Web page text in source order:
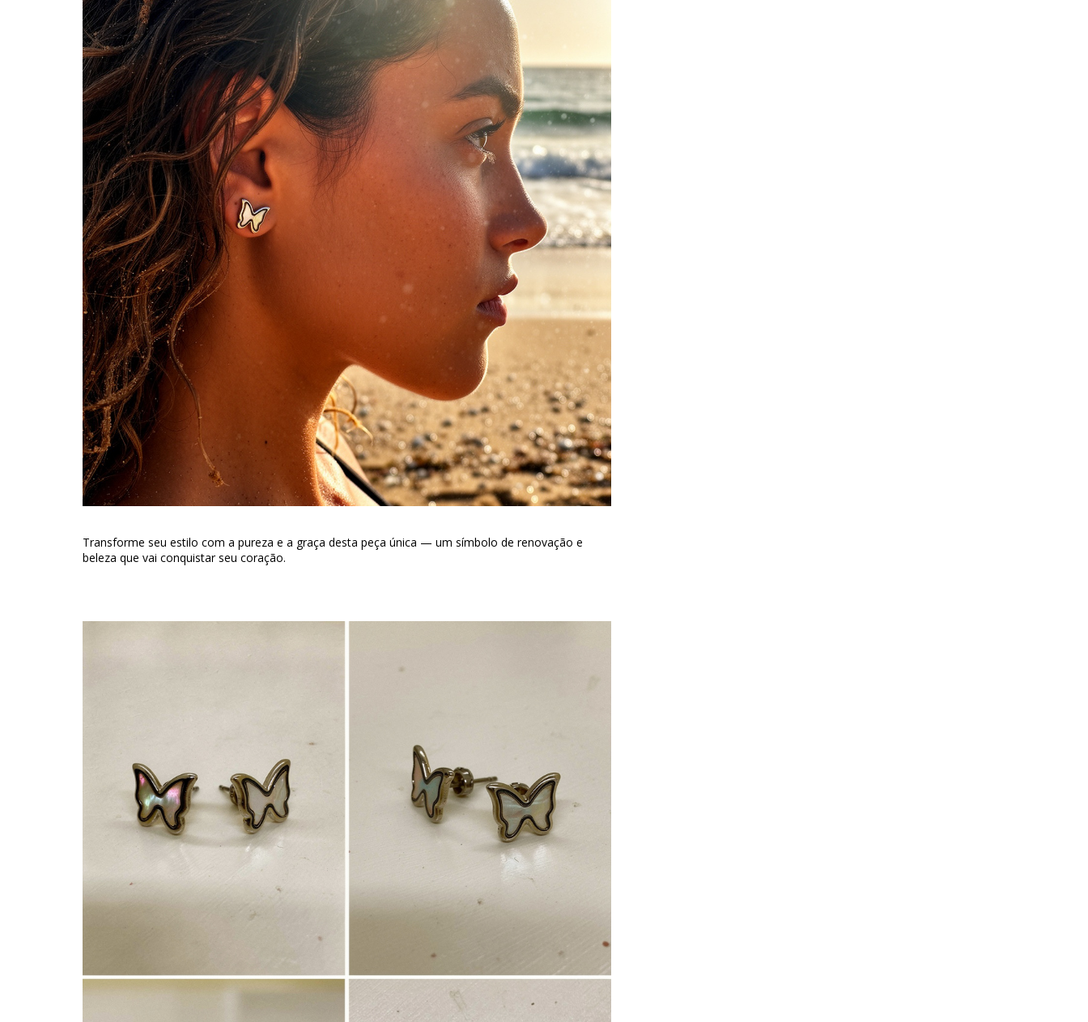
Transforme seu estilo com a pureza e a graça desta peça única — um símbolo de renovação e
beleza que vai conquistar seu coração.